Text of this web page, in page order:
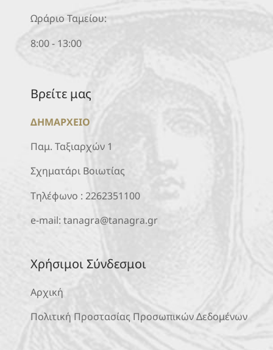
Ωράριο Ταμείου:
8:00 - 13:00
Βρείτε μας
ΔΗΜΑΡΧΕΙΟ
Παμ. Ταξιαρχών 1
Σχηματάρι Βοιωτίας
Τηλέφωνο : 2262351100
e-mail: tanagra@tanagra.gr
Χρήσιμοι Σύνδεσμοι
Αρχική
Πολιτική Προστασίας Προσωπικών Δεδομένων